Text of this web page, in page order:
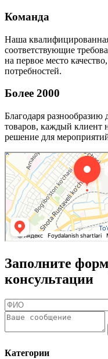
Команда
Наша
соответствующие
на первое место
потребностей.
Более 2000
Благодаря
товаров, каждый клиент
решение для
Заполните
консультации
Категории